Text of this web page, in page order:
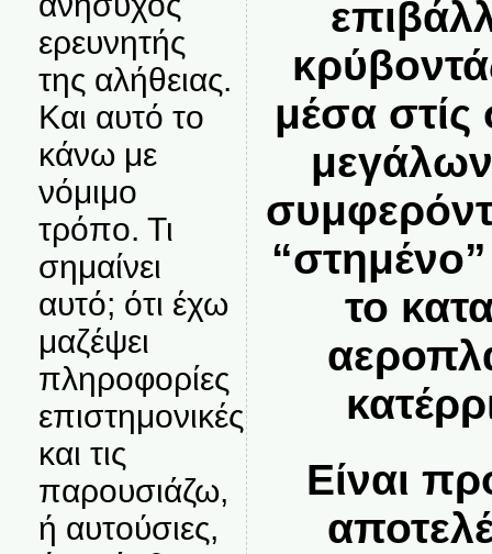
ερευνητής
της αλήθειας.
Και αυτό το
κάνω με
νόμιμο
τρόπο. Τι
σημαίνει
αυτό; ότι έχω
μαζέψει
πληροφορίες
επιστημονικές
και τις
παρουσιάζω,
ή αυτούσιες,
μέσα στίς
το
Είναι